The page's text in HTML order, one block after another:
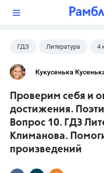
ГДЗ Литература 4
Климанова Л.Ф.
Кукусенька
Проверим себя и
достижения.
Вопрос 10. ГДЗ
Климанова.
произведений